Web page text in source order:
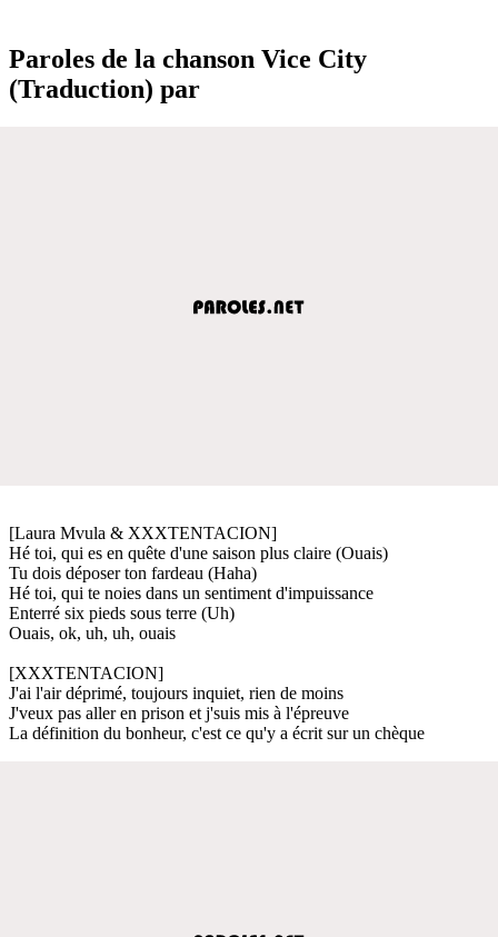
Paroles de la chanson Vice City
(Traduction) par
[Laura Mvula & XXXTENTACION]
Hé toi, qui es en quête d'une saison plus claire (Ouais)
Tu dois déposer ton fardeau (Haha)
Hé toi, qui te noies dans un sentiment d'impuissance
Enterré six pieds sous terre (Uh)
Ouais, ok, uh, uh, ouais
[XXXTENTACION]
J'ai l'air déprimé, toujours inquiet, rien de moins
J'veux pas aller en prison et j'suis mis à l'épreuve
La définition du bonheur, c'est ce qu'y a écrit sur un chèque